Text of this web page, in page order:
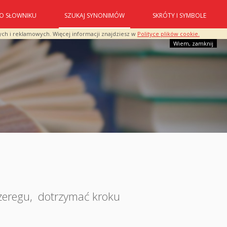
i reklamowych. Więcej informacji znajdziesz w Polityce plików cookie.
Wiem, zamknij
O SŁOWNIKU SZUKAJ SYNONIMÓW SKRÓTY I SYMBOLE
, dotrzymać kroku